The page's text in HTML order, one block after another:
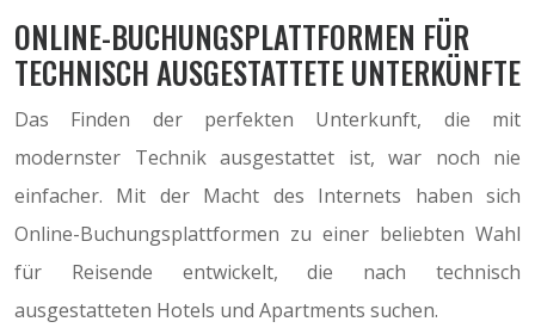
ONLINE-BUCHUNGSPLATTFORMEN FÜR
TECHNISCH AUSGESTATTETE UNTERKÜNFTE
Das Finden der perfekten Unterkunft, die mit
modernster Technik ausgestattet ist, war noch nie
einfacher. Mit der Macht des Internets haben sich
Online-Buchungsplattformen zu einer beliebten Wahl
für Reisende entwickelt, die nach technisch
ausgestatteten Hotels und Apartments suchen.